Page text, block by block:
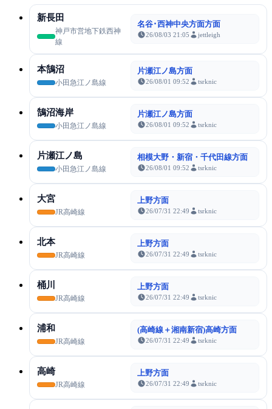
新長田
神戸市営地下鉄西神
線
名谷･西神中央方面方面
26/08/03 21:05 jettleigh
本鵠沼
小田急江ノ島線
片瀬江ノ島方面
26/08/01 09:52 tsrknic
鵠沼海岸
小田急江ノ島線
片瀬江ノ島方面
26/08/01 09:52 tsrknic
片瀬江ノ島
小田急江ノ島線
相模大野・新宿・千代田線方面
26/08/01 09:52 tsrknic
大宮
JR高崎線
上野方面
26/07/31 22:49 tsrknic
北本
JR高崎線
上野方面
26/07/31 22:49 tsrknic
桶川
JR高崎線
上野方面
26/07/31 22:49 tsrknic
浦和
JR高崎線
(高崎線＋湘南新宿)高崎方面
26/07/31 22:49 tsrknic
高崎
JR高崎線
上野方面
26/07/31 22:49 tsrknic